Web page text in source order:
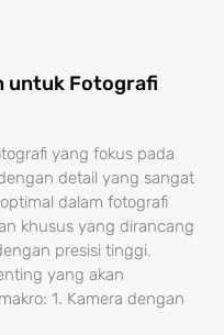
untuk Fotografi
yang fokus pada
detail yang sangat
dalam fotografi
khusus yang dirancang
presisi tinggi.
yang akan
1. Kamera dengan